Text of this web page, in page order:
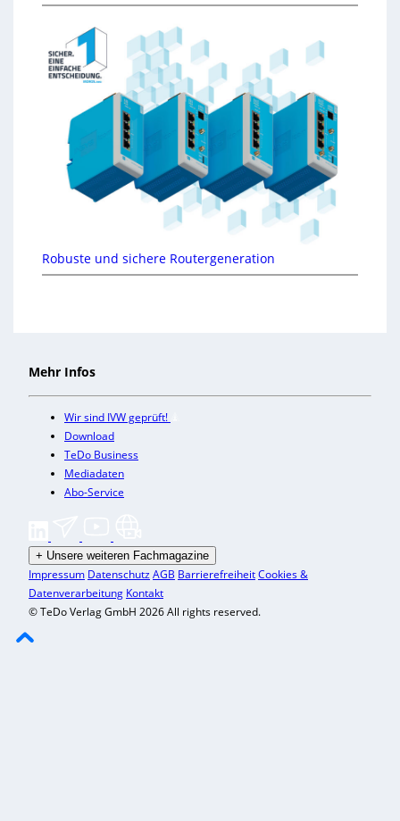
Robuste und sichere Routergeneration
Mehr Infos
Wir sind IVW geprüft!
Download
TeDo Business
Mediadaten
Abo-Service
+ Unsere weiteren Fachmagazine
Impressum DatenschutzAGB BarrierefreiheitCookies &
Datenverarbeitung Kontakt
© TeDo Verlag GmbH 2026 All rights reserved.